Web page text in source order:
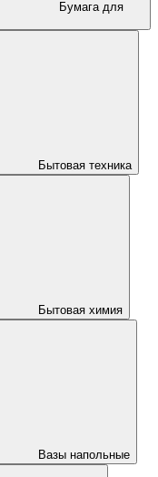
Бумага для
Бытовая техника
Бытовая химия
Вазы напольные